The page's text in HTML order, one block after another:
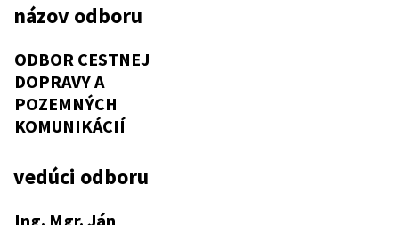
názov odboru
ODBOR CESTNEJ
DOPRAVY A
POZEMNÝCH
KOMUNIKÁCIÍ
vedúci odboru
Ing. Mgr. Ján